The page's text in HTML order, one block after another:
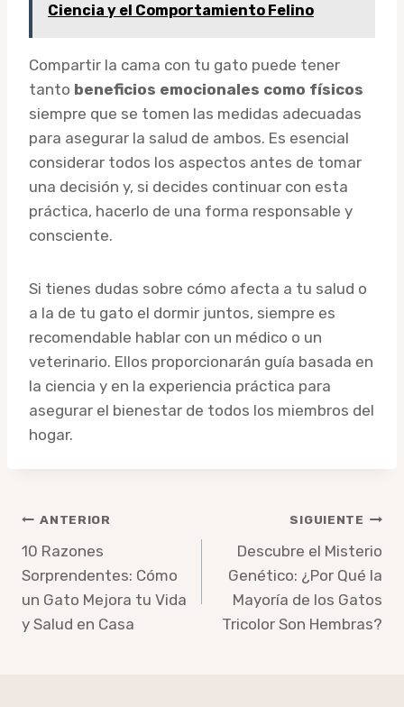
Ciencia y el Comportamiento Felino
Compartir la cama con tu gato puede tener
tanto beneficios emocionales como físicos
siempre que se tomen las medidas adecuadas
para asegurar la salud de ambos. Es esencial
considerar todos los aspectos antes de tomar
una decisión y, si decides continuar con esta
práctica, hacerlo de una forma responsable y
consciente.
Si tienes dudas sobre cómo afecta a tu salud o
a la de tu gato el dormir juntos, siempre es
recomendable hablar con un médico o un
veterinario. Ellos proporcionarán guía basada en
la ciencia y en la experiencia práctica para
asegurar el bienestar de todos los miembros del
hogar.
Navegación
de
entradas
ANTERIOR
10 Razones
Sorprendentes: Cómo
un Gato Mejora tu Vida
y Salud en Casa
SIGUIENTE
Descubre el Misterio
Genético: ¿Por Qué la
Mayoría de los Gatos
Tricolor Son Hembras?